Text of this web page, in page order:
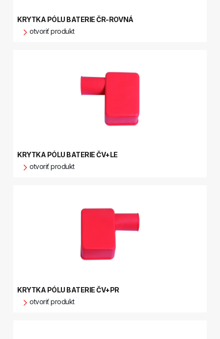
KRYTKA PÓLU BATERIE ČR-ROVNÁ
otvoriť produkt
KRYTKA PÓLU BATERIE ČV+LE
otvoriť produkt
KRYTKA PÓLU BATERIE ČV+PR
otvoriť produkt